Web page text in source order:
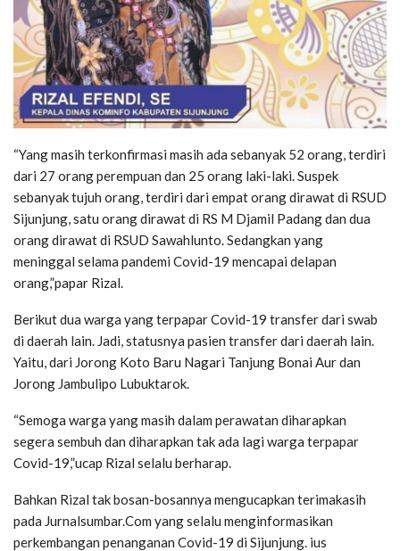
“Yang masih terkonfirmasi masih ada sebanyak 52 orang, terdiri
dari 27 orang perempuan dan 25 orang laki-laki. Suspek
sebanyak tujuh orang, terdiri dari empat orang dirawat di RSUD
Sijunjung, satu orang dirawat di RS M Djamil Padang dan dua
orang dirawat di RSUD Sawahlunto. Sedangkan yang
meninggal selama pandemi Covid-19 mencapai delapan
orang,”papar Rizal.
Berikut dua warga yang terpapar Covid-19 transfer dari swab
di daerah lain. Jadi, statusnya pasien transfer dari daerah lain.
Yaitu, dari Jorong Koto Baru Nagari Tanjung Bonai Aur dan
Jorong Jambulipo Lubuktarok.
“Semoga warga yang masih dalam perawatan diharapkan
segera sembuh dan diharapkan tak ada lagi warga terpapar
Covid-19,”ucap Rizal selalu berharap.
Bahkan Rizal tak bosan-bosannya mengucapkan terimakasih
pada Jurnalsumbar.Com yang selalu menginformasikan
perkembangan penanganan Covid-19 di Sijunjung. ius